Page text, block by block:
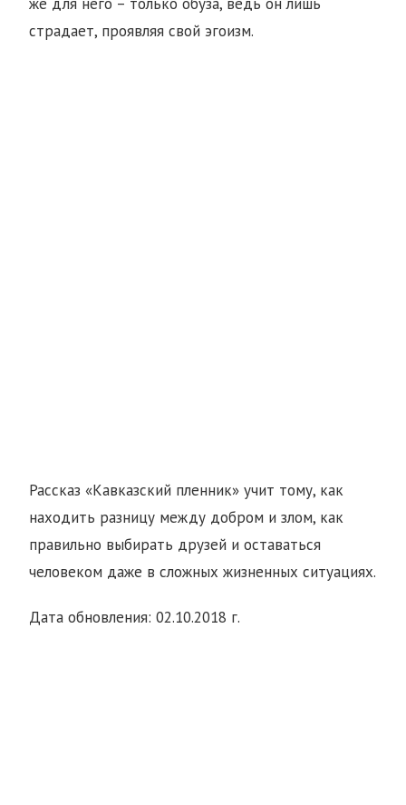
страдает, проявляя свой эгоизм.
Рассказ «Кавказский пленник» учит тому, как
находить разницу между добром и злом, как
правильно выбирать друзей и оставаться
человеком даже в сложных жизненных ситуациях.
Дата обновления: 02.10.2018 г.